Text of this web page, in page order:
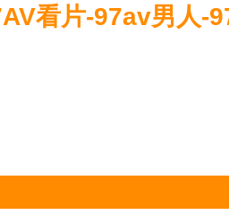
看片-97av男人-